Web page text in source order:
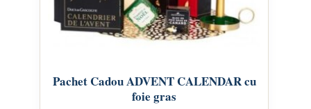
Pachet Cadou ADVENT CALENDAR cu
foie gras